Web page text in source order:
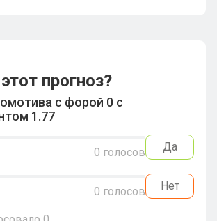
прогноз?
с форой 0 с
1.77
0 голосов Да
0 голосов Нет